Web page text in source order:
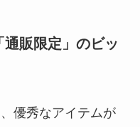
販限定」のビッ
優秀なアイテムが